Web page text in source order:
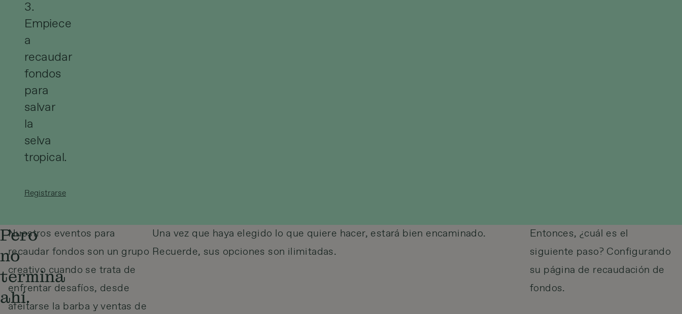
3.
Empiece
a
recaudar
fondos
para
salvar
la
selva
tropical.
Registrarse
Pero
no
termina
ahí.
Nuestros eventos para
recaudar fondos son un grupo
creativo cuando se trata de
enfrentar desafíos, desde
afeitarse la barba y ventas de
Una vez que haya elegido lo que quiere hacer, estará bien encaminado.
Recuerde, sus opciones son ilimitadas.
Entonces, ¿cuál es el
siguiente paso? Configurando
su página de recaudación de
fondos.